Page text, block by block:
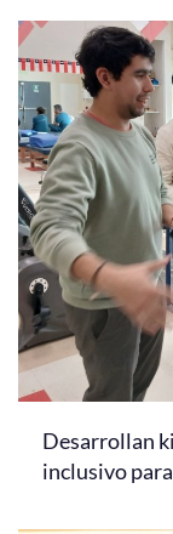
Desarrollan
inclusivo